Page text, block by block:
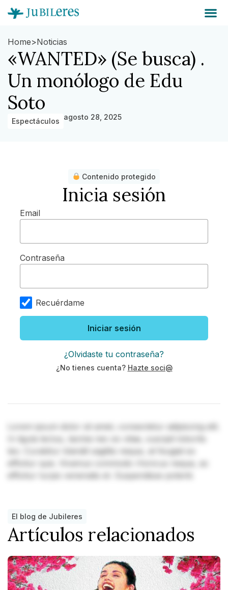
Home>Noticias
«WANTED» (Se busca) .
Un monólogo de Edu
Soto
Espectáculos agosto 28, 2025
Lorem ipsum dolor sit amet, consectetur adipiscing elit.
In ligula lectus, lacinia nec ex vitae, suscipit lobortis
leo. Curabitur blandit sagittis neque, at feugiat ex
efficitur quis. Vivamus commodo rhoncus neque, ac
efficitur turpis venenatis et. Suspendisse potenti.
Contenido protegido
Inicia sesión
Email
Contraseña
Recuérdame
Iniciar sesión
¿Olvidaste tu contraseña?
¿No tienes cuenta? Hazte soci@
El blog de Jubileres
Artículos relacionados